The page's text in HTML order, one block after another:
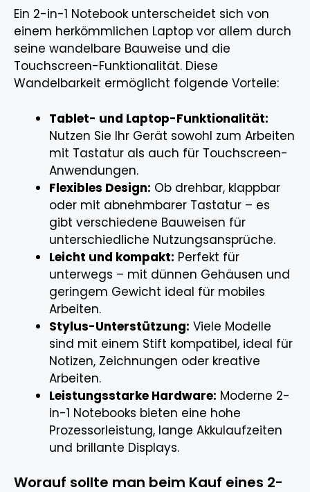
Ein 2-in-1 Notebook unterscheidet sich von
einem herkömmlichen Laptop vor allem durch
seine wandelbare Bauweise und die
Touchscreen-Funktionalität. Diese
Wandelbarkeit ermöglicht folgende Vorteile:
Tablet- und Laptop-Funktionalität:
Nutzen Sie Ihr Gerät sowohl zum Arbeiten
mit Tastatur als auch für Touchscreen-
Anwendungen.
Flexibles Design: Ob drehbar, klappbar
oder mit abnehmbarer Tastatur – es
gibt verschiedene Bauweisen für
unterschiedliche Nutzungsansprüche.
Leicht und kompakt: Perfekt für
unterwegs – mit dünnen Gehäusen und
geringem Gewicht ideal für mobiles
Arbeiten.
Stylus-Unterstützung: Viele Modelle
sind mit einem Stift kompatibel, ideal für
Notizen, Zeichnungen oder kreative
Arbeiten.
Leistungsstarke Hardware: Moderne 2-
in-1 Notebooks bieten eine hohe
Prozessorleistung, lange Akkulaufzeiten
und brillante Displays.
Worauf sollte man beim Kauf eines 2-